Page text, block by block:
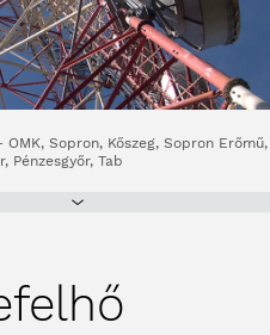
Sopron, Kőszeg, Sopron Erőmű,
Pénzesgyőr, Tab